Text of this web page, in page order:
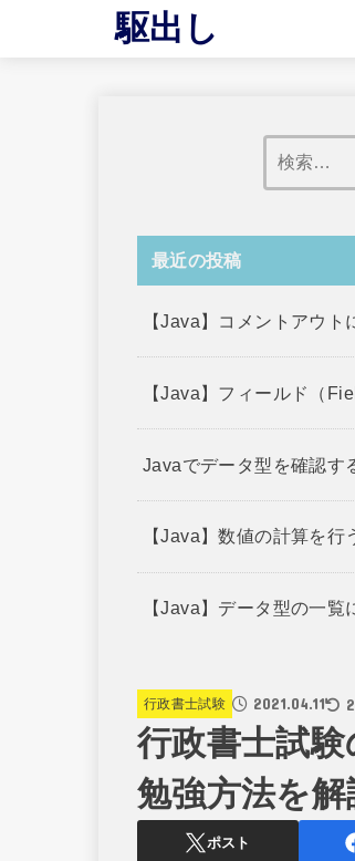
駆出し
最近の投稿
【Java】コメントアウ
【Java】フィールド（
Javaでデータ型を確認す
【Java】数値の計算を行
【Java】データ型の一覧
行政書士試験 2021.04.11
行政書士試験
勉強方法を解
ポスト